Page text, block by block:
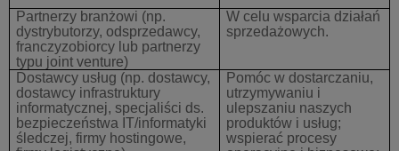
Partnerzy branżowi (np.
dystrybutorzy, odsprzedawcy,
franczyzobiorcy lub partnerzy
typu joint venture)
W celu wsparcia działań
sprzedażowych.
Dostawcy usług (np. dostawcy,
dostawcy infrastruktury
informatycznej, specjaliści ds.
bezpieczeństwa IT/informatyki
śledczej, firmy hostingowe,
Pomóc w dostarczaniu,
utrzymywaniu i
ulepszaniu naszych
produktów i usług;
wspierać procesy